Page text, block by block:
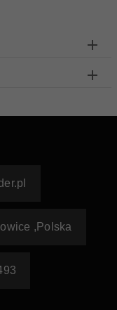
, Polska